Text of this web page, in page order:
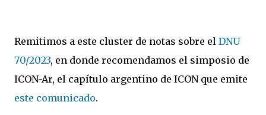
Remitimos a este cluster de notas sobre el DNU
70/2023, en donde recomendamos el simposio de
ICON-Ar, el capítulo argentino de ICON que emite
este comunicado.